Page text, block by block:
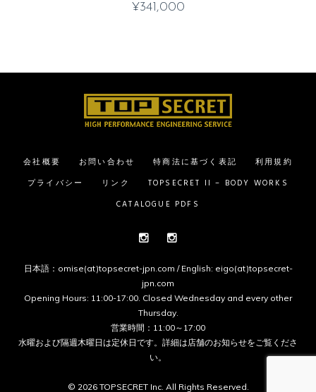
¥341,000
会社概要 お問い合わせ 特商法に基づく表記
利用規約
プライバシー
リンク
TOPSECRET II – BODY WORKS
CATALOGUE PDFS
日本語：omise(at)topsecret-jpn.com / English: eigo(at)topsecret-
jpn.com
Opening Hours: 11:00-17:00. Closed Wednesday and every other
Thursday.
営業時間：11:00～17:00
水曜および隔週木曜日は定休日です。詳細は店舗のお知らせをご覧くださ
い。
© 2026 TOPSECRET Inc. All Rights Reserved.